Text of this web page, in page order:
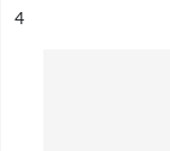
n°
4